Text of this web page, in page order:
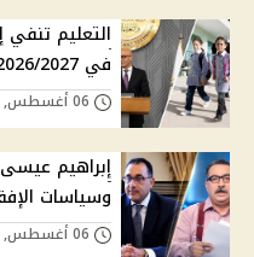
التعليم تنفي
في 2026/2027 وتوضح نظام الحضور
إبراهيم
وسياسات